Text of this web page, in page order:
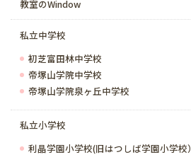
教室のWindow
私立中学校
初芝富田林中学校
帝塚山学院中学校
帝塚山学院泉ヶ丘中学校
私立小学校
利晶学園小学校(旧はつしば学園小学校）